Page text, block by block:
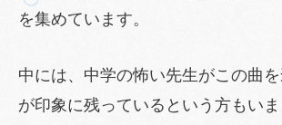
を集めています。
中には、中学の怖い先生がこの曲
が印象に残っているという方もいま